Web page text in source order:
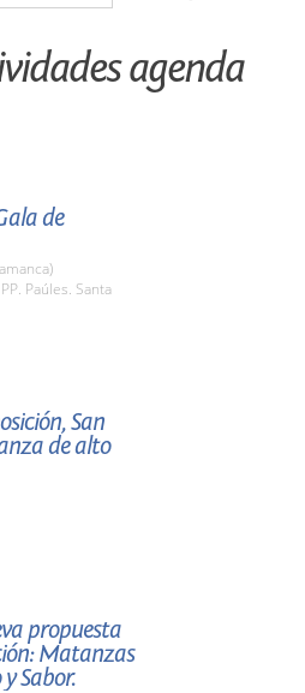
agenda
de
Paúles. Santa
San
de alto
propuesta
Matanzas
Sabor.